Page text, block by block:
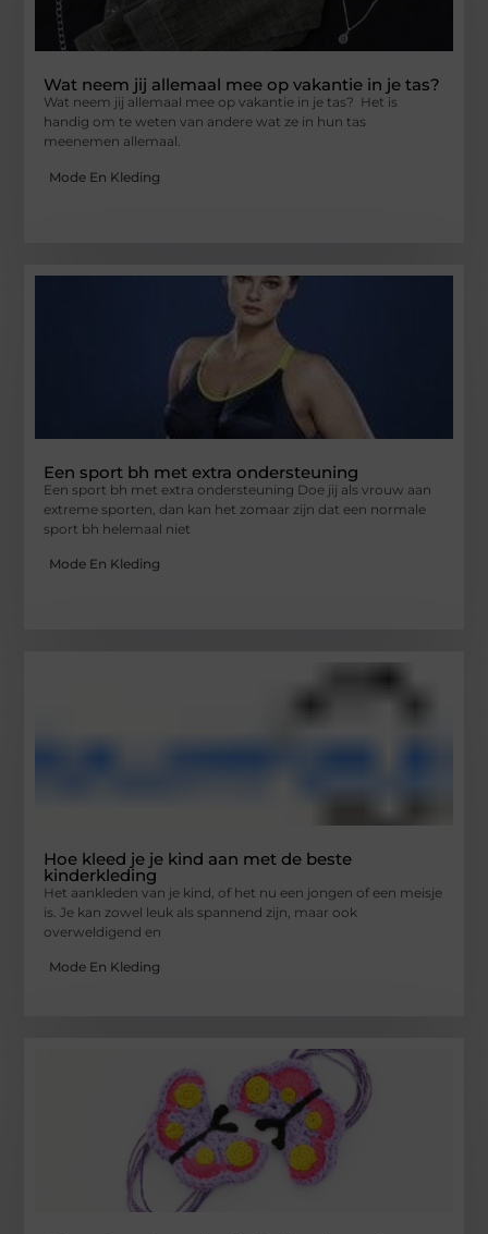
Wat neem jij allemaal mee op vakantie in je tas?
Wat neem jij allemaal mee op vakantie in je tas? Het is
handig om te weten van andere wat ze in hun tas
meenemen allemaal.
Mode En Kleding
Een sport bh met extra ondersteuning
Een sport bh met extra ondersteuning Doe jij als vrouw aan
extreme sporten, dan kan het zomaar zijn dat een normale
sport bh helemaal niet
Mode En Kleding
Hoe kleed je je kind aan met de beste
kinderkleding
Het aankleden van je kind, of het nu een jongen of een meisje
is. Je kan zowel leuk als spannend zijn, maar ook
overweldigend en
Mode En Kleding